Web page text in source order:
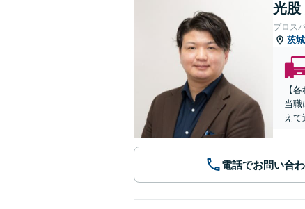
光股
プロス
茨
【
当職
えて
電話でお問い合